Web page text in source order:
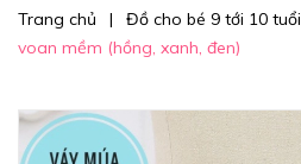
Trang chủ | Đồ cho bé 9 tới 10 tuổi
voan mềm (hồng, xanh, đen)